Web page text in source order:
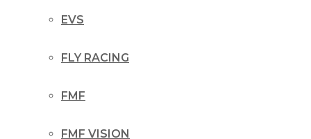
EVS
FLY RACING
FMF
FMF VISION